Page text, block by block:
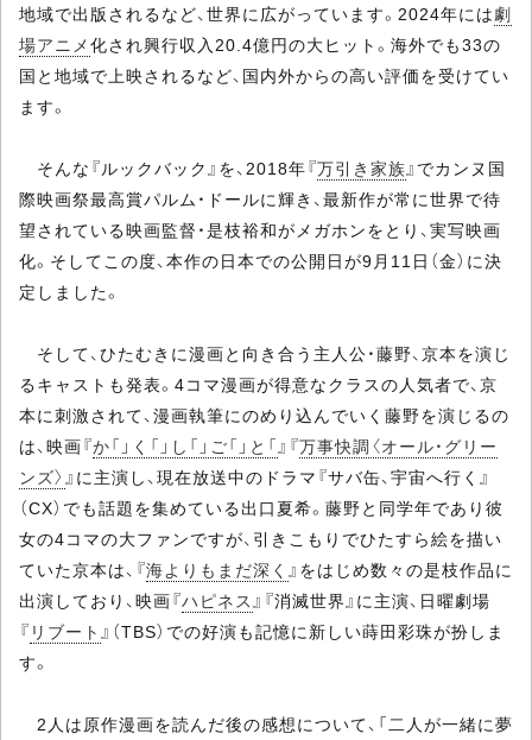
地域で出版されるなど、世界に広がっています。2024年には劇
場アニメ化され興行収入20.4億円の大ヒット。海外でも33の
国と地域で上映されるなど、国内外からの高い評価を受けてい
ます。
そんな『ルックバック』を、2018年『万引き家族』でカンヌ国
際映画祭最高賞パルム・ドールに輝き、最新作が常に世界で待
望されている映画監督・是枝裕和がメガホンをとり、実写映画
化。そしてこの度、本作の日本での公開日が9月11日（金）に決
定しました。
そして、ひたむきに漫画と向き合う主人公・藤野、京本を演じ
るキャストも発表。4コマ漫画が得意なクラスの人気者で、京
本に刺激されて、漫画執筆にのめり込んでいく藤野を演じるの
は、映画『か「」く「」し「」ご「」と「』『万事快調〈オール・グリー
ンズ〉 』に主演し、現在放送中のドラマ『サバ缶、宇宙へ行く』
（CX）でも話題を集めている出口夏希。藤野と同学年であり彼
女の4コマの大ファンですが、引きこもりでひたすら絵を描い
ていた京本は、『海よりもまだ深く 』をはじめ数々の是枝作品に
出演しており、映画『ハピネス』『消滅世界』に主演、日曜劇場
『 リブート 』（TBS）での好演も記憶に新しい蒔田彩珠が扮しま
す。
2人は原作漫画を読んだ後の感想について、「二人が一緒に夢